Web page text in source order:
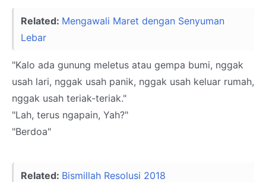
Related: Mengawali Maret dengan Senyuman
Lebar
"Kalo ada gunung meletus atau gempa bumi, nggak
usah lari, nggak usah panik, nggak usah keluar rumah,
nggak usah teriak-teriak."
"Lah, terus ngapain, Yah?"
"Berdoa"
Related: Bismillah Resolusi 2018